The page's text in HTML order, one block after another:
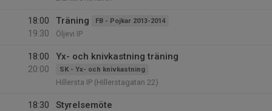
18:00
19:30
Träning FB - Pojkar 2013-2014
Öljevi IP
18:00
20:00
Yx- och knivkastning träning
SK - Yx- och knivkastning
Hillersta IP (Hillerstagatan 22)
18:30
Styrelsemöte